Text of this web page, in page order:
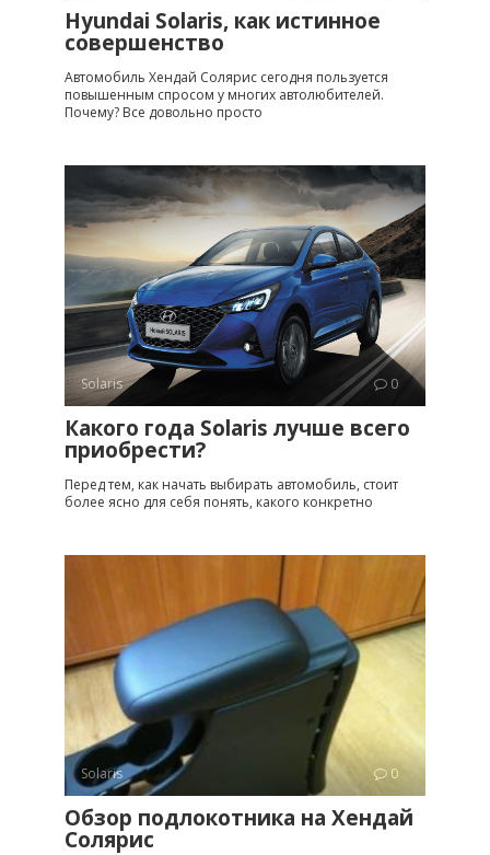
Hyundai Solaris, как истинное
совершенство
Автомобиль Хендай Солярис сегодня пользуется
повышенным спросом у многих автолюбителей.
Почему? Все довольно просто
Solaris 0
Какого года Solaris лучше всего
приобрести?
Перед тем, как начать выбирать автомобиль, стоит
более ясно для себя понять, какого конкретно
Solaris 0
Обзор подлокотника на Хендай
Солярис